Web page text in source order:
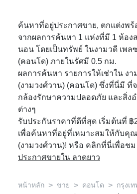
ค้นหาที่อยู่ประกาศขาย, ตกแต่งพร้
จากผลการค้นหา 1 แห่งที่มี 1 ห้อง
นอน โดยเป็นทรัพย์ ในงามวดี เพล
(คอนโด) ภายในรัศมี 0.5 กม.
ผลการค้นหา รายการให้เช่าใน งา
(งามวงศ์วาน) (คอนโด) ซึ่งที่นี่มี ที่
กล้องรักษาความปลอดภัย และสิ่ง
ต่างๆ
รับประกันราคาที่ดีที่สุด เริ่มต้นที่ ฿
เพื่อค้นหาที่อยู่ที่เหมาะสมให้กับคุ
(งามวงศ์วาน)! หรือ คลิกที่นี่เพื่อชม
ประกาศขายใน ลาดยาว
หน้าหลัก > ขาย > คอนโด > กรุงเ